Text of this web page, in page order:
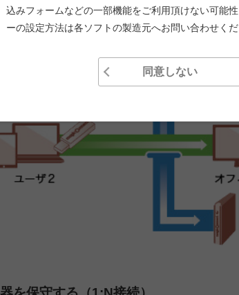
源を投入してから接続する（M:N接続
込みフォームなどの一部機能をご利用頂けない可能
ーの設定方法は各ソフトの製造元へお問い合わせくだ
同意しない